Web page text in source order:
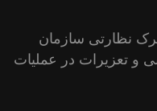
نظارتی سازمان
و تعزیرات در عملیات